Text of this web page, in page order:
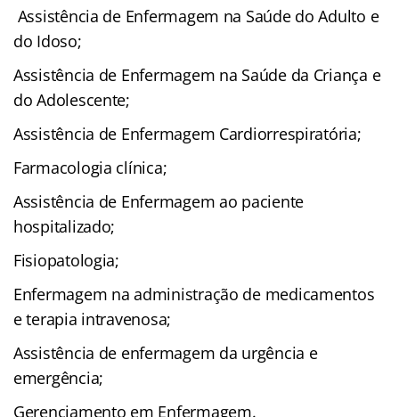
Assistência de Enfermagem na Saúde do Adulto e
do Idoso;
Assistência de Enfermagem na Saúde da Criança e
do Adolescente;
Assistência de Enfermagem Cardiorrespiratória;
Farmacologia clínica;
Assistência de Enfermagem ao paciente
hospitalizado;
Fisiopatologia;
Enfermagem na administração de medicamentos
e terapia intravenosa;
Assistência de enfermagem da urgência e
emergência;
Gerenciamento em Enfermagem.